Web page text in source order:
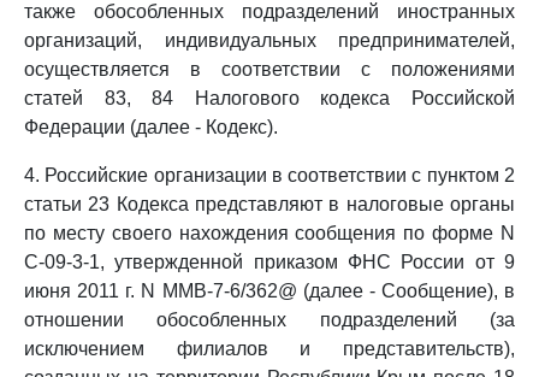
также обособленных подразделений иностранных
организаций, индивидуальных предпринимателей,
осуществляется в соответствии с положениями
статей 83, 84 Налогового кодекса Российской
Федерации (далее - Кодекс).
4. Российские организации в соответствии с пунктом 2
статьи 23 Кодекса представляют в налоговые органы
по месту своего нахождения сообщения по форме N
С-09-3-1, утвержденной приказом ФНС России от 9
июня 2011 г. N ММВ-7-6/362@ (далее - Сообщение), в
отношении обособленных подразделений (за
исключением филиалов и представительств),